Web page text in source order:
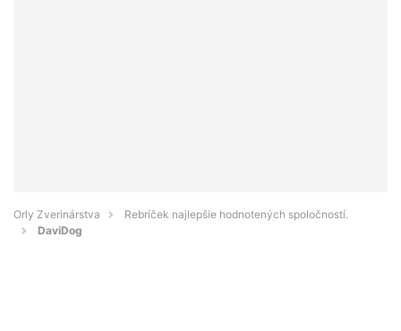
Orly Zverinárstva
Rebríček najlepšie hodnotených spoločností.
DaviDog